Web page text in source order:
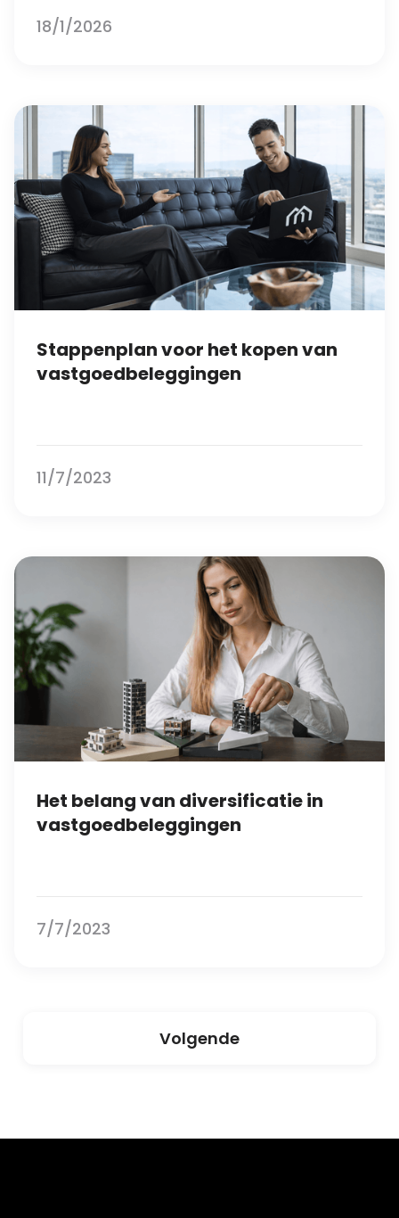
18/1/2026
Stappenplan voor het kopen van
vastgoedbeleggingen
11/7/2023
Het belang van diversificatie in
vastgoedbeleggingen
7/7/2023
Volgende